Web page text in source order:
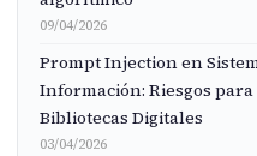
09/04/2026
Prompt Injection en
Información: Riesgos
Bibliotecas Digitales
03/04/2026